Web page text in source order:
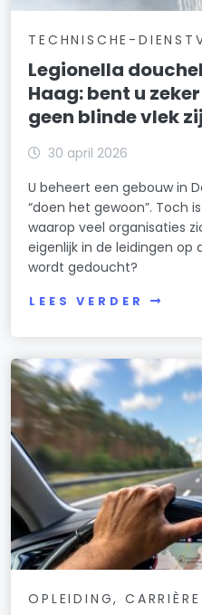
TECHNISCHE-
Legionella
Haag: bent u
geen blinde vlek
30 april 2026
U beheert een gebouw in
“doen het gewoon”. Toch
waarop veel organisaties
eigenlijk in de leidingen op
wordt gedoucht?
LEES VERDER
OPLEIDING,